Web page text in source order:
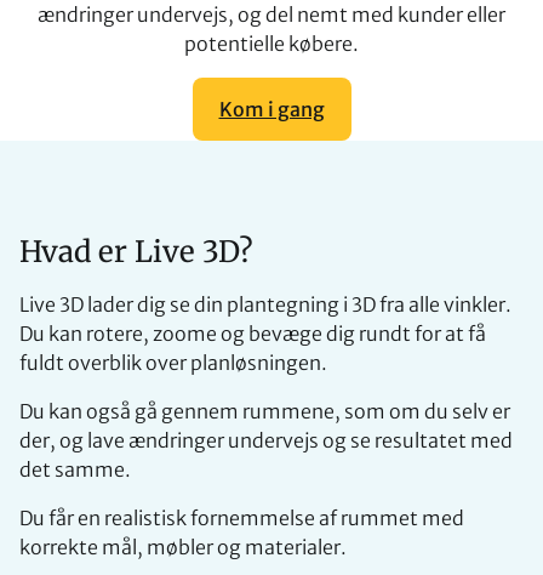
ændringer undervejs, og del nemt med kunder eller
potentielle købere.
Kom i gang
Hvad er Live 3D?
Live 3D lader dig se din plantegning i 3D fra alle vinkler.
Du kan rotere, zoome og bevæge dig rundt for at få
fuldt overblik over planløsningen.
Du kan også gå gennem rummene, som om du selv er
der, og lave ændringer undervejs og se resultatet med
det samme.
Du får en realistisk fornemmelse af rummet med
korrekte mål, møbler og materialer.